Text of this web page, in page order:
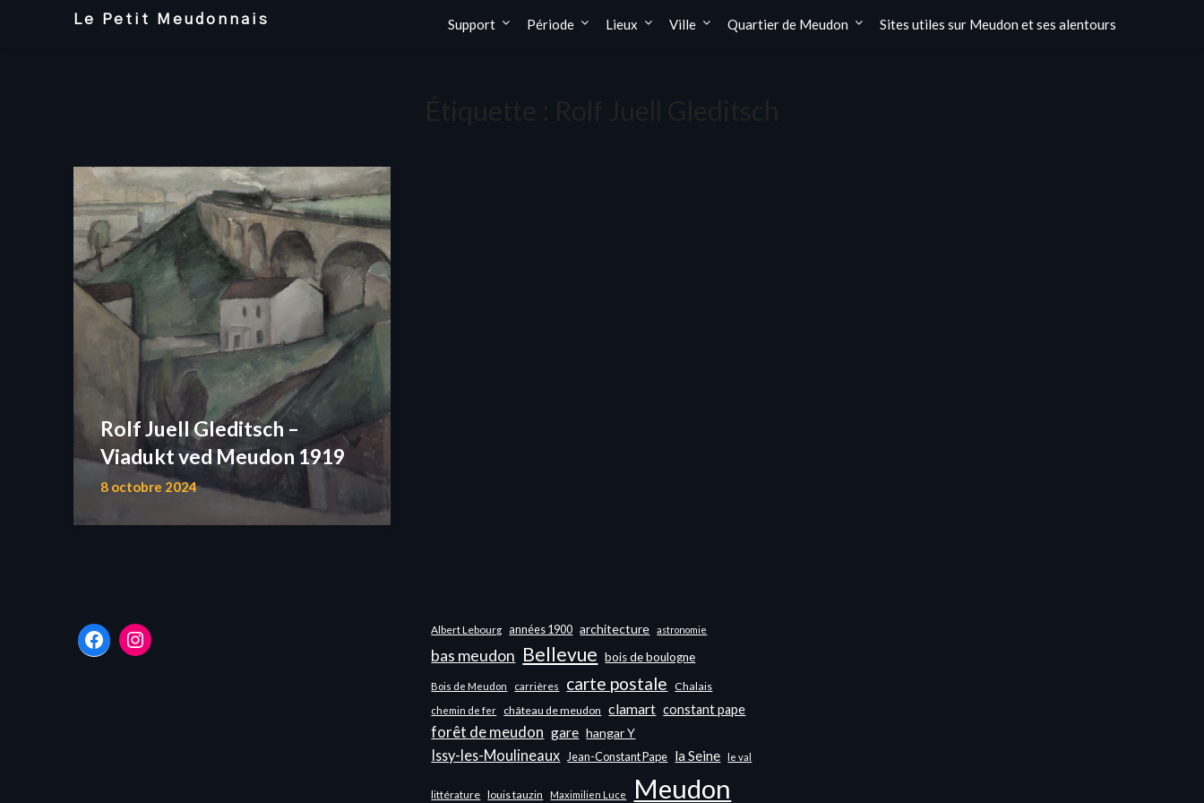
Le Petit Meudonnais Support Période Lieux Ville Quartier de Meudon Sites utiles sur Meudon et ses alentours
Rolf Juell Gleditsch –
Viadukt ved Meudon 1919
8 octobre 2024
FacebookInstagram Albert Lebourg années 1900 architecture astronomie
bas meudon Bellevue bois de boulogne
Bois de Meudon carrières carte postale Chalais
chemin de fer château de meudon clamart constant pape
forêt de meudon gare hangar Y
Issy-les-Moulineaux Jean-Constant Pape la Seine le val
littérature louis tauzin Maximilien Luce Meudon